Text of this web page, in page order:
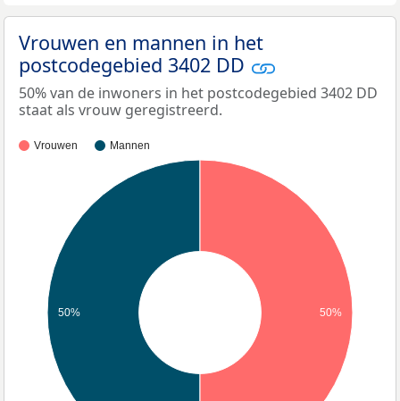
Vrouwen en mannen in het
postcodegebied 3402 DD
50% van de inwoners in het postcodegebied 3402 DD
staat als vrouw geregistreerd.
Vrouwen Mannen
50% 50%